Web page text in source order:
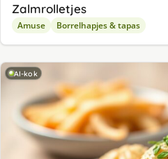
Zalmrolletjes
Amuse Borrelhapjes & tapas
AI-kok